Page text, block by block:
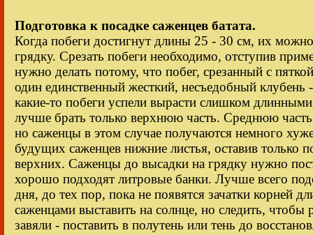
Подготовка к посадке саженцев батата.
Когда побеги достигнут длины 25 - 30 см, их
грядку. Срезать побеги необходимо, отступив
нужно делать потому, что побег, срезанный с
один единственный жесткий, несъедобный клубень
какие-то побеги успели вырасти слишком
лучше брать только верхнюю часть. Среднюю
но саженцы в этом случае получаются немного
будущих саженцев нижние листья, оставив только
верхних. Саженцы до высадки на грядку нужно
хорошо подходят литровые банки. Лучше всего
дня, до тех пор, пока не появятся зачатки корней
саженцами выставить на солнце, но следить, чтобы
завяли - поставить в полутень или тень до